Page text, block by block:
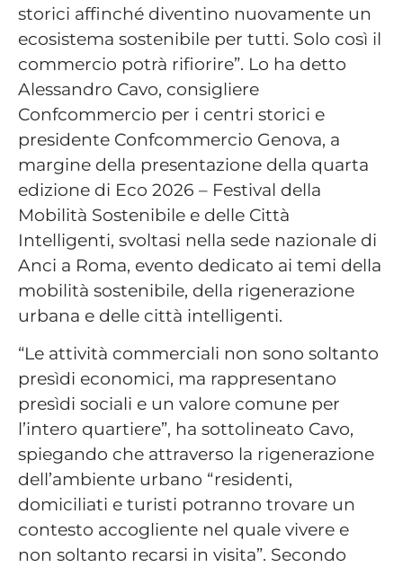
storici affinché diventino nuovamente un
ecosistema sostenibile per tutti. Solo così il
commercio potrà rifiorire”. Lo ha detto
Alessandro Cavo, consigliere
Confcommercio per i centri storici e
presidente Confcommercio Genova, a
margine della presentazione della quarta
edizione di Eco 2026 – Festival della
Mobilità Sostenibile e delle Città
Intelligenti, svoltasi nella sede nazionale di
Anci a Roma, evento dedicato ai temi della
mobilità sostenibile, della rigenerazione
urbana e delle città intelligenti.
“Le attività commerciali non sono soltanto
presìdi economici, ma rappresentano
presìdi sociali e un valore comune per
l’intero quartiere”, ha sottolineato Cavo,
spiegando che attraverso la rigenerazione
dell’ambiente urbano “residenti,
domiciliati e turisti potranno trovare un
contesto accogliente nel quale vivere e
non soltanto recarsi in visita”. Secondo